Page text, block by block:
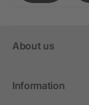
About us
Information